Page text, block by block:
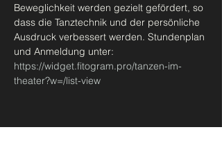
Beweglichkeit werden gezielt gefördert, so
dass die Tanztechnik und der persönliche
Ausdruck verbessert werden. Stundenplan
und Anmeldung unter:
https://widget.fitogram.pro/tanzen-im-
theater?w=/list-view